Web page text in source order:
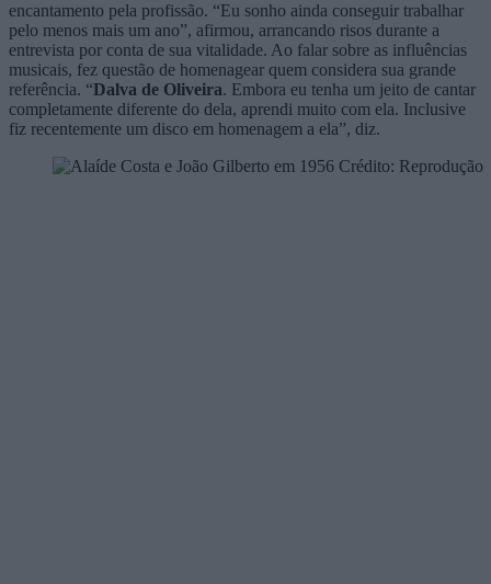
encantamento pela profissão. “Eu sonho ainda conseguir trabalhar
pelo menos mais um ano”, afirmou, arrancando risos durante a
entrevista por conta de sua vitalidade. Ao falar sobre as influências
musicais, fez questão de homenagear quem considera sua grande
referência. “Dalva de Oliveira. Embora eu tenha um jeito de cantar
completamente diferente do dela, aprendi muito com ela. Inclusive
fiz recentemente um disco em homenagem a ela”, diz.